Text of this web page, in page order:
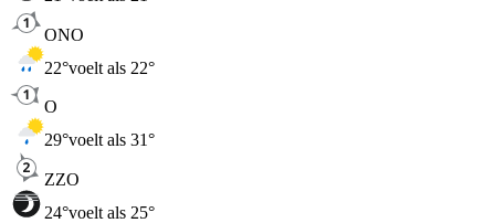
ONO
22°voelt als 22°
O
29°voelt als 31°
ZZO
24°voelt als 25°